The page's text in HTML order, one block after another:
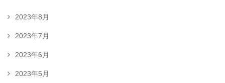
2023年8月
2023年7月
2023年6月
2023年5月